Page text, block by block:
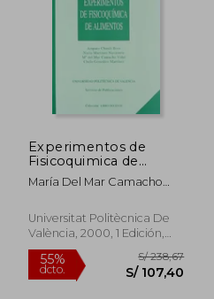
S/ 155,08
55%
dcto.
Experimentos de
Fisicoquimica de
Alimentos
María Del Mar Camacho
Martínez
Navarrete,Amparo ... [Et Al.]
Chiralt Boix
Universitat Politècnica De
València, 2000, 1 Edición,
Tapa Blanda, Nuevo